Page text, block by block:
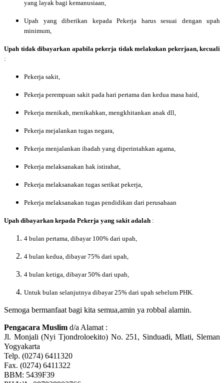
yang layak bagi kemanusiaan,
Upah yang diberikan kepada Pekerja harus sesuai dengan upah
minimum,
Upah tidak dibayarkan apabila pekerja tidak melakukan pekerjaan, kecuali
:
Pekerja sakit,
Pekerja perempuan sakit pada hari pertama dan kedua masa haid,
Pekerja menikah, menikahkan, mengkhitankan anak dll,
Pekerja mejalankan tugas negara,
Pekerja menjalankan ibadah yang diperintahkan agama,
Pekerja melaksanakan hak istirahat,
Pekerja melaksanakan tugas serikat pekerja,
Pekerja melaksanakan tugas pendidikan dari perusahaan
Upah dibayarkan kepada Pekerja yang sakit adalah :
4 bulan pertama, dibayar 100% dari upah,
4 bulan kedua, dibayar 75% dari upah,
4 bulan ketiga, dibayar 50% dari upah,
Untuk bulan selanjutnya dibayar 25% dari upah sebelum PHK.
Semoga bermanfaat bagi kita semua,amin ya robbal alamin.
Pengacara Muslim d/a Alamat :
Jl. Monjali (Nyi Tjondroloekito) No. 251, Sinduadi, Mlati, Sleman
Yogyakarta
Telp. (0274) 6411320
Fax. (0274) 6411322
BBM: 5439F39